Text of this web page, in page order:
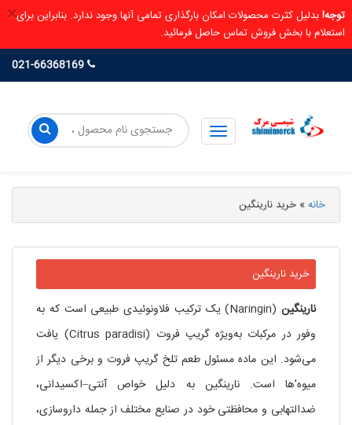
× توجه!بدلیل کثرت محصولات امکان بارگذاری تمامی آنها وجود ندارد. بنابراین برای
استعلام با بخش فروش تماس حاصل فرمائید.
خانه» خرید نارینگین
خرید نارینگین
نارینگین
(Naringin) یک ترکیب فلاونوئیدی طبیعی است که به
وفور در مرکبات به‌ویژه گریپ فروت (Citrus paradisi) یافت
می‌شود. این ماده مسئول طعم تلخ گریپ فروت و برخی دیگر از
میوه’ها است. نارینگین به دلیل خواص آنتی–اکسیدانی،
ضدالتهابی و محافظتی خود در صنایع مختلف از جمله داروسازی،